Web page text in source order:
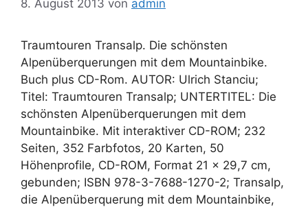
8. August 2013 von admin
Traumtouren Transalp. Die schönsten
Alpenüberquerungen mit dem Mountainbike.
Buch plus CD-Rom. AUTOR: Ulrich Stanciu;
Titel: Traumtouren Transalp; UNTERTITEL: Die
schönsten Alpenüberquerungen mit dem
Mountainbike. Mit interaktiver CD-ROM; 232
Seiten, 352 Farbfotos, 20 Karten, 50
Höhenprofile, CD-ROM, Format 21 x 29,7 cm,
gebunden; ISBN 978-3-7688-1270-2; Transalp,
die Alpenüberquerung mit dem Mountainbike,